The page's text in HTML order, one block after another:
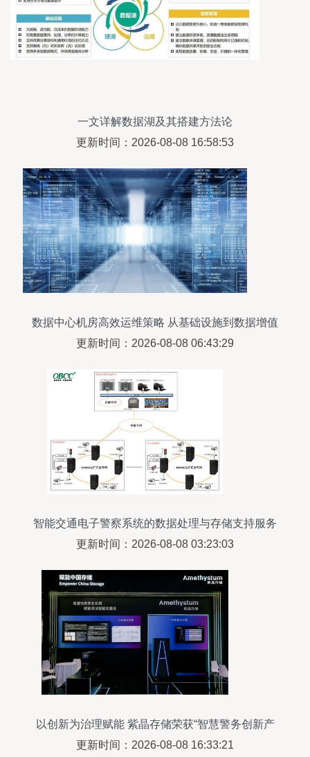
一文详解数据湖及其搭建方法论
更新时间：2026-08-08 16:58:53
数据中心机房高效运维策略 从基础设施到数据增值
服务
更新时间：2026-08-08 06:43:29
智能交通电子警察系统的数据处理与存储支持服务
分析
更新时间：2026-08-08 03:23:03
以创新为治理赋能 紫晶存储荣获“智慧警务创新产
品”奖
更新时间：2026-08-08 16:33:21